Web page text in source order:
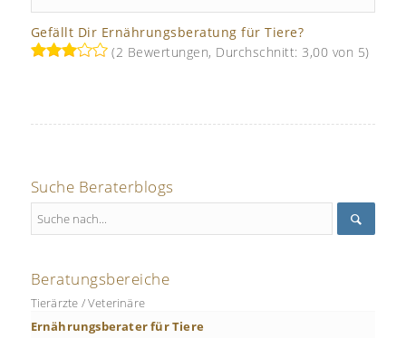
Gefällt Dir Ernährungsberatung für Tiere?
(2 Bewertungen, Durchschnitt: 3,00 von 5)
Suche Beraterblogs
Beratungsbereiche
Tierärzte / Veterinäre
Ernährungsberater für Tiere